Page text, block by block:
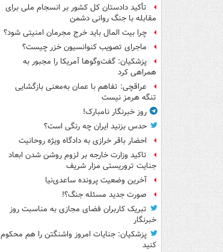
تأکید دادستان کل کشور بر انسجام ملی برای
مقابله با جنگ روانی دشمن
چرا بیت المال باید خرج مجرمان امنیتی شود؟
ماجرای تصویب کنوانسیون خزر چیست؟
پزشکیان: گفت‌وگوها آمریکا را مجبور به
همراهی کرد
عراقچی: تفاهم با عمان به‌معنی بازگشایی
تنگه هرمز نیست
روز خبرنگار نامبارک!
حدس بزنید ایران چه رنگی است؟
احضار باقر خرازی به دادگاه ویژه روحانیت
تاکید وزارت خارجه بر لزوم روشن شدن ابعاد
جنایت تروریستی مزار شریف
آخرین وضعیت پرونده ساعدی‌نیا
صورت جدید مسئله جنگ؟!
تبریک کاربران فضای مجازی به مناسبت روز
خبرنگار
پزشکیان: جنایات امروز واشنگتن را هم محکوم
کنید